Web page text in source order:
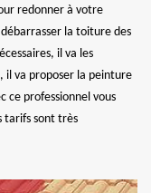
redonner à votre
la toiture des
il va les
il va proposer la peinture
ce professionnel vous
tarifs sont très